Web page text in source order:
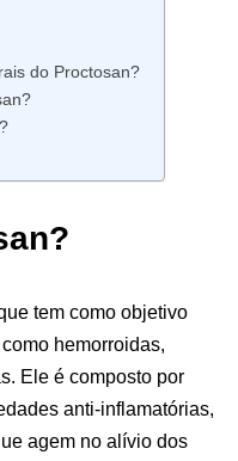
do Proctosan?
tem como objetivo
hemorroidas,
Ele é composto por
anti-inflamatórias,
agem no alívio dos